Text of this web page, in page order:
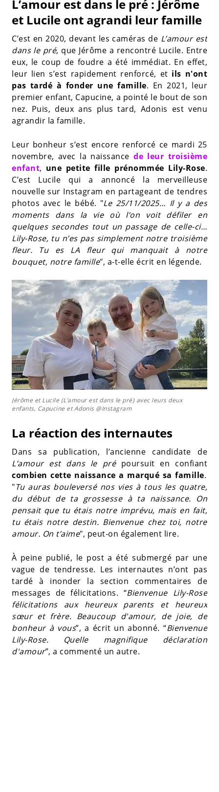
L’amour est dans le pré : Jérôme
et Lucile ont agrandi leur famille
C’est en 2020, devant les caméras de L’amour est
dans le pré, que Jérôme a rencontré Lucile. Entre
eux, le coup de foudre a été immédiat. En effet,
leur lien s’est rapidement renforcé, et ils n'ont
pas tardé à fonder une famille. En 2021, leur
premier enfant, Capucine, a pointé le bout de son
nez. Puis, deux ans plus tard, Adonis est venu
agrandir la famille.
Leur bonheur s’est encore renforcé ce mardi 25
novembre, avec la naissance de leur troisième
enfant, une petite fille prénommée Lily-Rose.
C’est Lucile qui a annoncé la merveilleuse
nouvelle sur Instagram en partageant de tendres
photos avec le bébé. "Le 25/11/2025… Il y a des
moments dans la vie où l’on voit défiler en
quelques secondes tout un passage de celle-ci…
Lily-Rose, tu n’es pas simplement notre troisième
fleur. Tu es LA fleur qui manquait à notre
bouquet, notre famille", a-t-elle écrit en légende.
Jérôme et Lucile (L’amour est dans le pré) avec leurs deux
enfants, Capucine et Adonis @Instagram
La réaction des internautes
Dans sa publication, l’ancienne candidate de
L’amour est dans le prépoursuit en confiant
combien cette naissance a marqué sa famille.
"Tu auras bouleversé nos vies à tous les quatre,
du début de ta grossesse à ta naissance. On
pensait que tu étais notre imprévu, mais en fait,
tu étais notre destin. Bienvenue chez toi, notre
amour. On t’aime", peut-on également lire.
À peine publié, le post a été submergé par une
vague de tendresse. Les internautes n’ont pas
tardé à inonder la section commentaires de
messages de félicitations. “Bienvenue Lily-Rose
félicitations aux heureux parents et heureux
sœur et frère. Beaucoup d'amour, de joie, de
bonheur à vous”, a écrit un abonné. “Bienvenue
Lily-Rose. Quelle magnifique déclaration
d'amour”, a commenté un autre.